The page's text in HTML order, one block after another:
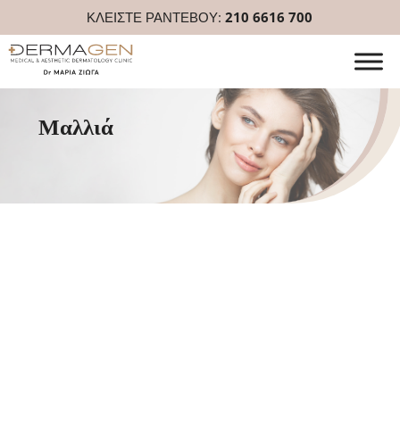
ΚΛΕΙΣΤΕ ΡΑΝΤΕΒΟΥ:210 6616 700
Μαλλιά